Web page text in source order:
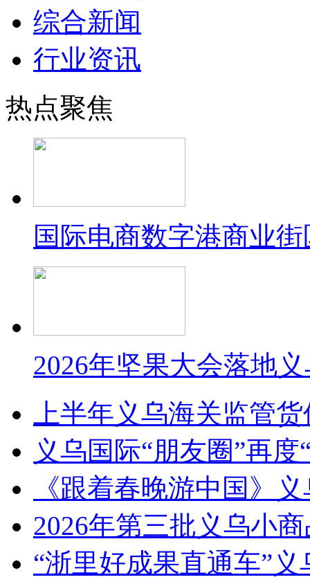
综合新闻
行业资讯
热点聚焦
国际电商数字港商业
2026年坚果大会落地
上半年义乌海关监管
义乌国际“朋友圈”再度
《跟着春晚游中国》
2026年第三批义乌小
“浙里好成果直通车”